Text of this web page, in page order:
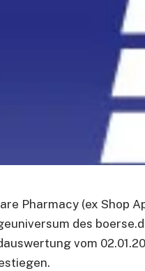
Pharmacy (ex Shop
des
vom